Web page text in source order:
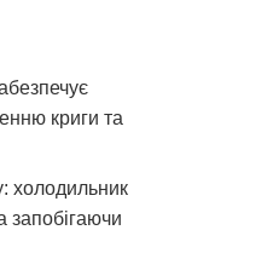
криги та
холодильник
запобігаючи